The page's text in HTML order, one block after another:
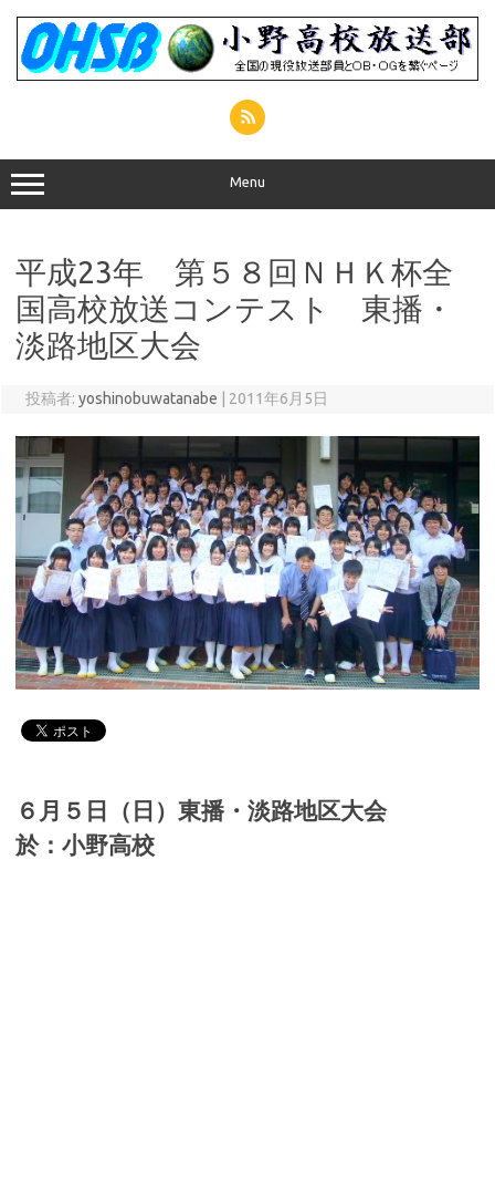
Menu
平成23年 第５８回ＮＨＫ杯全
国高校放送コンテスト 東播・
淡路地区大会
投稿者: yoshinobuwatanabe 2011年6月5日
６月５日（日）東播・淡路地区大会
於：小野高校